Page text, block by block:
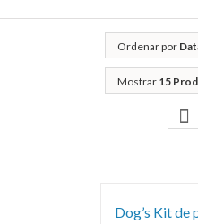
Ordenar por
Mostrar 15
Dog’s Kit de